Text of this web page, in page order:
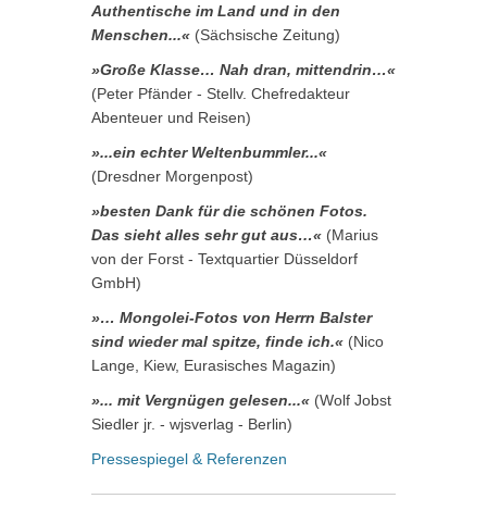
Authentische im Land und in den
Menschen...« (Sächsische Zeitung)
»Große Klasse… Nah dran, mittendrin…«
(Peter Pfänder - Stellv. Chefredakteur
Abenteuer und Reisen)
»...ein echter Weltenbummler...«
(Dresdner Morgenpost)
»besten Dank für die schönen Fotos.
Das sieht alles sehr gut aus…« (Marius
von der Forst - Textquartier Düsseldorf
GmbH)
»… Mongolei-Fotos von Herrn Balster
sind wieder mal spitze, finde ich.« (Nico
Lange, Kiew, Eurasisches Magazin)
»... mit Vergnügen gelesen...« (Wolf Jobst
Siedler jr. - wjsverlag - Berlin)
Pressespiegel & Referenzen